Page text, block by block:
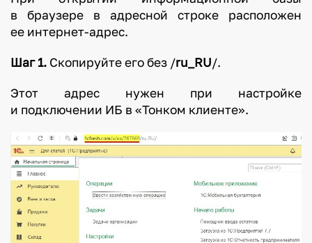
в браузере в адресной строке расположен
ее интернет-адрес.
Шаг 1.Скопируйте его без /ru_RU/.
Этот адрес нужен при настройке
и подключении ИБ в «Тонком клиенте».